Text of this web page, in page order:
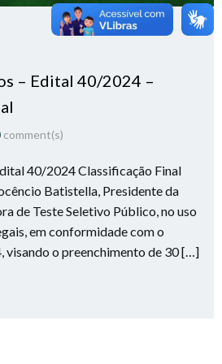
– Edital 40/2024 –
comment(s)
40/2024 Classificação Final
Batistella, Presidente da
de Teste Seletivo Público, no uso
em conformidade com o
visando o preenchimento de 30 […]